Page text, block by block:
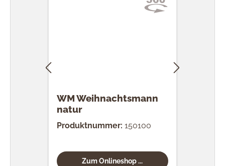
WM Weihnachtsmann
natur
Produktnummer: 150100
Zum Onlineshop ...